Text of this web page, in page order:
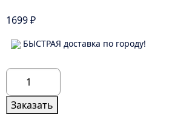
1699₽
БЫСТРАЯ доставка по городу!
Количество
товара
9
Красно-
Заказать